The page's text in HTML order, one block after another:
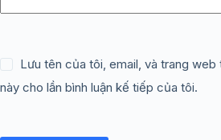
Lưu tên của tôi, email, và trang
này cho lần bình luận kế tiếp của tôi.